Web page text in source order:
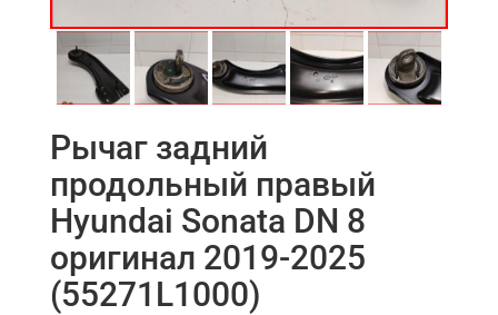
Рычаг задний
продольный правый
Hyundai Sonata DN 8
оригинал 2019-2025
(55271L1000)